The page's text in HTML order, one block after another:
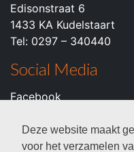
Deze website maakt
voor het verzamelen
Edisonstraat 6
1433 KA Kudelstaart
Tel: 0297 – 340440
Social Media
Facebook
Youtube